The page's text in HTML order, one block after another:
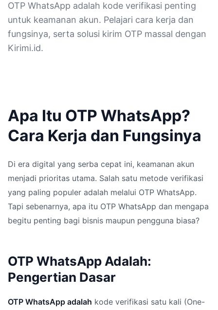
OTP WhatsApp adalah kode verifikasi penting
untuk keamanan akun. Pelajari cara kerja dan
fungsinya, serta solusi kirim OTP massal dengan
Kirimi.id.
Apa Itu OTP WhatsApp?
Cara Kerja dan Fungsinya
Di era digital yang serba cepat ini, keamanan akun
menjadi prioritas utama. Salah satu metode verifikasi
yang paling populer adalah melalui OTP WhatsApp.
Tapi sebenarnya, apa itu OTP WhatsApp dan mengapa
begitu penting bagi bisnis maupun pengguna biasa?
OTP WhatsApp Adalah:
Pengertian Dasar
OTP WhatsApp adalah kode verifikasi satu kali (One-